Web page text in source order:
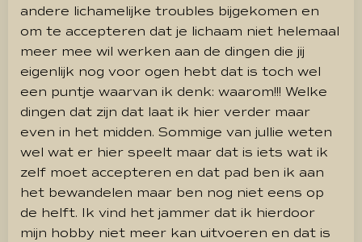
andere lichamelijke troubles bijgekomen en
om te accepteren dat je lichaam niet helemaal
meer mee wil werken aan de dingen die jij
eigenlijk nog voor ogen hebt dat is toch wel
een puntje waarvan ik denk: waarom!!! Welke
dingen dat zijn dat laat ik hier verder maar
even in het midden. Sommige van jullie weten
wel wat er hier speelt maar dat is iets wat ik
zelf moet accepteren en dat pad ben ik aan
het bewandelen maar ben nog niet eens op
de helft. Ik vind het jammer dat ik hierdoor
mijn hobby niet meer kan uitvoeren en dat is